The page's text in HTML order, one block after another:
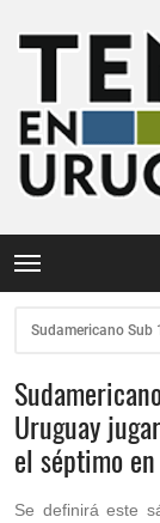
Sudamericano Sub
Uruguay
el séptimo
Se definirá este